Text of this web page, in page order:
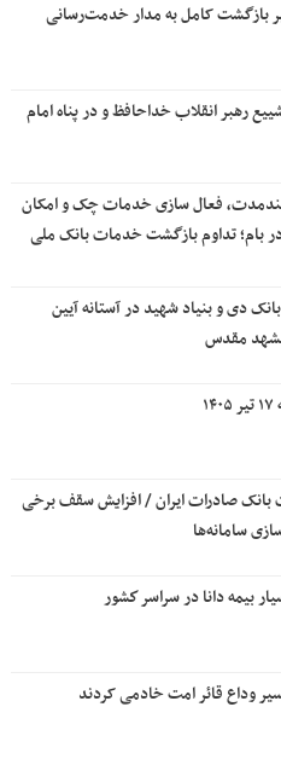
بازگشت کامل به مدار خدمت‌رسانی
رهبر انقلاب خداحافظ و در پناه امام
فعال سازی خدمات چک و امکان
بام؛ تداوم بازگشت خدمات بانک ملی
دی و بنیاد شهید در آستانه آیین
مقدس
صادرات ایران / افزایش سقف برخی
سامانه‌ها
بیمه دانا در سراسر كشور
وداع قائر امت خادمی کردند